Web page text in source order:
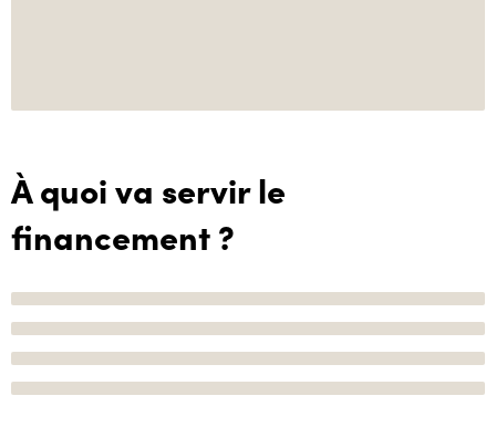
À quoi va servir le
financement ?